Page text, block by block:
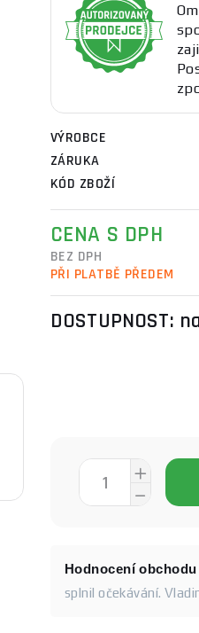
VÝROBCE
ZÁRUKA
KÓD ZBOŽÍ
CENA S DPH
BEZ DPH
PŘI PLATBĚ PŘEDEM
DOSTUPNOST:
Hodnocení obchodu
splnil očekávání.